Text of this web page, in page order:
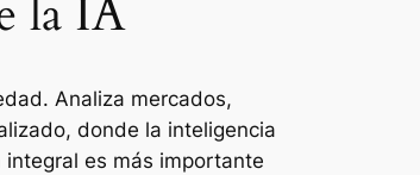
la IA
Analiza mercados,
donde la inteligencia
es más importante